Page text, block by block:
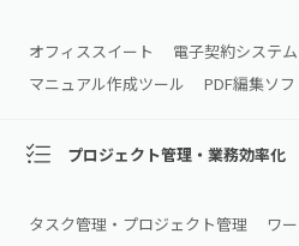
オフィススイート 電子契約システム
マニュアル作成ツール
PDF編集ソフ
プロジェクト管理・業務効率化
タスク管理・プロジェクト管理
ワ